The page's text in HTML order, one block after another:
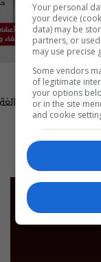
Live
11:00 | 2026-
Your personal
your device
data) may be
partners, or
may use precise
Some vendors
of legitimate
your options
or in the site
and cookie